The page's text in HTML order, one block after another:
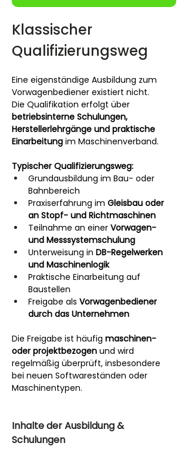
Klassischer
Qualifizierungsweg
Eine eigenständige Ausbildung zum
Vorwagenbediener existiert nicht.
Die Qualifikation erfolgt über
betriebsinterne Schulungen,
Herstellerlehrgänge und praktische
Einarbeitung im Maschinenverband.
Typischer Qualifizierungsweg:
Grundausbildung im Bau- oder
Bahnbereich
Praxiserfahrung im Gleisbau oder
an Stopf- und Richtmaschinen
Teilnahme an einer Vorwagen-
und Messsystemschulung
Unterweisung in DB-Regelwerken
und Maschinenlogik
Praktische Einarbeitung auf
Baustellen
Freigabe als Vorwagenbediener
durch das Unternehmen
Die Freigabe ist häufig maschinen-
oder projektbezogen und wird
regelmäßig überprüft, insbesondere
bei neuen Softwareständen oder
Maschinentypen.
Inhalte der Ausbildung &
Schulungen